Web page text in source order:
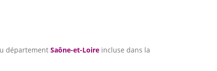
département Saône-et-Loire incluse dans la